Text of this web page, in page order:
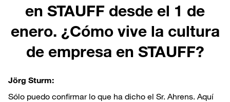
en STAUFF desde el 1 de
enero. ¿Cómo vive la cultura
de empresa en STAUFF?
Jörg Sturm:
Sólo puedo confirmar lo que ha dicho el Sr. Ahrens. Aquí